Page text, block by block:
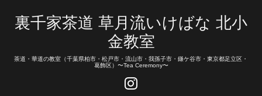
裏千家茶道 草月流いけばな 北小
金教室
茶道・華道の教室（千葉県柏市・松戸市・流山市・我孫子市・鎌ケ谷市・東京都足立区・
葛飾区）〜Tea Ceremony〜